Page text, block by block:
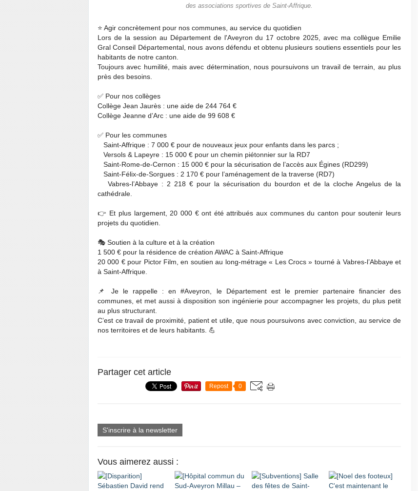
des associations sportives de Saint-Affrique.
⭐ Agir concrètement pour nos communes, au service du quotidien
Lors de la session au Département de l'Aveyron du 17 octobre 2025, avec ma collègue Emilie
Gral Conseil Départemental, nous avons défendu et obtenu plusieurs soutiens essentiels pour les
habitants de notre canton.
Toujours avec humilité, mais avec détermination, nous poursuivons un travail de terrain, au plus
près des besoins.
✅ Pour nos collèges
Collège Jean Jaurès : une aide de 244 764 €
Collège Jeanne d’Arc : une aide de 99 608 €
✅ Pour les communes
Saint-Affrique : 7 000 € pour de nouveaux jeux pour enfants dans les parcs ;
Versols & Lapeyre : 15 000 € pour un chemin piétonnier sur la RD7
Saint-Rome-de-Cernon : 15 000 € pour la sécurisation de l’accès aux Égines (RD299)
Saint-Félix-de-Sorgues : 2 170 € pour l’aménagement de la traverse (RD7)
Vabres-l’Abbaye : 2 218 € pour la sécurisation du bourdon et de la cloche Angelus de la
cathédrale.
👉 Et plus largement, 20 000 € ont été attribués aux communes du canton pour soutenir leurs
projets du quotidien.
🎭 Soutien à la culture et à la création
1 500 € pour la résidence de création AWAC à Saint-Affrique
20 000 € pour Pictor Film, en soutien au long-métrage « Les Crocs » tourné à Vabres-l’Abbaye et
à Saint-Affrique.
📌 Je le rappelle : en #Aveyron, le Département est le premier partenaire financier des
communes, et met aussi à disposition son ingénierie pour accompagner les projets, du plus petit
au plus structurant.
C’est ce travail de proximité, patient et utile, que nous poursuivons avec conviction, au service de
nos territoires et de leurs habitants. 💪
Partager cet article
Repost 0
S'inscrire à la newsletter
Vous aimerez aussi :